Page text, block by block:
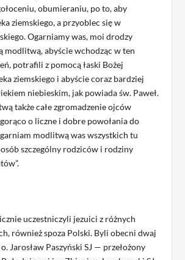
obumieraniu, po to, aby
ziemskiego, a przyoblec się w
Ogarniamy was, moi drodzy
modlitwą, abyście wchodząc w ten
potrafili z pomocą łaski Bożej
ziemskiego i abyście coraz bardziej
niebieskim, jak powiada św. Paweł.
także całe zgromadzenie ojców
o liczne i dobre powołania do
modlitwą was wszystkich tu
szczególny rodziców i rodziny
uczestniczyli jezuici z różnych
również spoza Polski. Byli obecni dwaj
Jarosław Paszyński SJ — przełożony